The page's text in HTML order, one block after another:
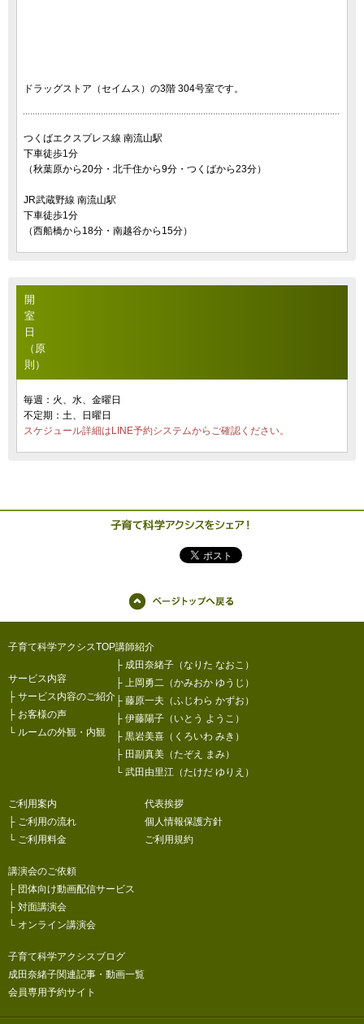
ドラッグストア（セイムス）の3階 304号室です。
つくばエクスプレス線 南流山駅
下車徒歩1分
（秋葉原から20分・北千住から9分・つくばから23分）
JR武蔵野線 南流山駅
下車徒歩1分
（西船橋から18分・南越谷から15分）
開
室
日
（原
則）
毎週：火、水、金曜日
不定期：土、日曜日
スケジュール詳細はLINE予約システムからご確認ください。
子育て科学アクシスTOP
サービス内容
├ サービス内容のご紹介
├ お客様の声
└ ルームの外観・内観
講師紹介
├ 成田奈緒子（なりた なおこ）
├ 上岡勇二（かみおか ゆうじ）
├ 藤原一夫（ふじわら かずお）
├ 伊藤陽子（いとう ようこ）
├ 黒岩美喜（くろいわ みき）
├ 田副真美（たぞえ まみ）
└ 武田由里江（たけだ ゆりえ）
ご利用案内
├ ご利用の流れ
└ ご利用料金
講演会のご依頼
├ 団体向け動画配信サービス
├ 対面講演会
└ オンライン講演会
子育て科学アクシスブログ
成田奈緒子関連記事・動画一覧
会員専用予約サイト
代表挨拶
個人情報保護方針
ご利用規約